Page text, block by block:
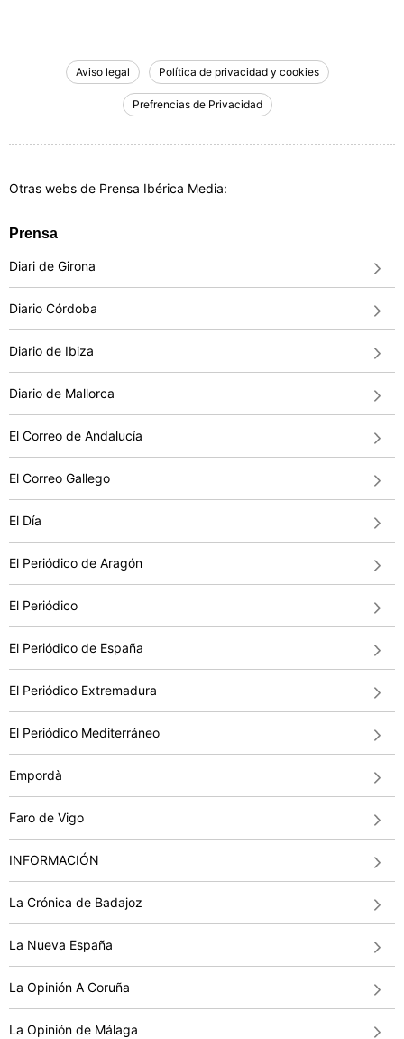
Aviso legal Política de privacidad y cookies
Prefrencias de Privacidad
Otras webs de Prensa Ibérica Media:
Prensa
Diari de Girona
Diario Córdoba
Diario de Ibiza
Diario de Mallorca
El Correo de Andalucía
El Correo Gallego
El Día
El Periódico de Aragón
El Periódico
El Periódico de España
El Periódico Extremadura
El Periódico Mediterráneo
Empordà
Faro de Vigo
INFORMACIÓN
La Crónica de Badajoz
La Nueva España
La Opinión A Coruña
La Opinión de Málaga